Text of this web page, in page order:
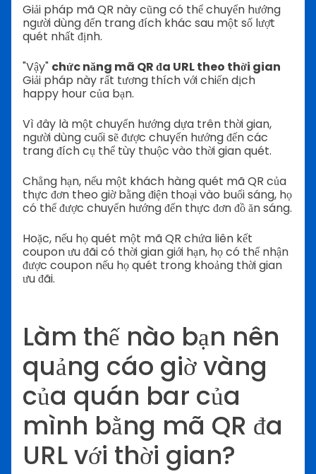
Giải pháp mã QR này cũng có thể chuyển hướng
người dùng đến trang đích khác sau một số lượt
quét nhất định.
"Vậy" chức năng mã QR đa URL theo thời gian
Giải pháp này rất tương thích với chiến dịch
happy hour của bạn.
Vì đây là một chuyển hướng dựa trên thời gian,
người dùng cuối sẽ được chuyển hướng đến các
trang đích cụ thể tùy thuộc vào thời gian quét.
Chẳng hạn, nếu một khách hàng quét mã QR của
thực đơn theo giờ bằng điện thoại vào buổi sáng, họ
có thể được chuyển hướng đến thực đơn đồ ăn sáng.
Hoặc, nếu họ quét một mã QR chứa liên kết
coupon ưu đãi có thời gian giới hạn, họ có thể nhận
được coupon nếu họ quét trong khoảng thời gian
ưu đãi.
Làm thế nào bạn nên
quảng cáo giờ vàng
của quán bar của
mình bằng mã QR đa
URL với thời gian?